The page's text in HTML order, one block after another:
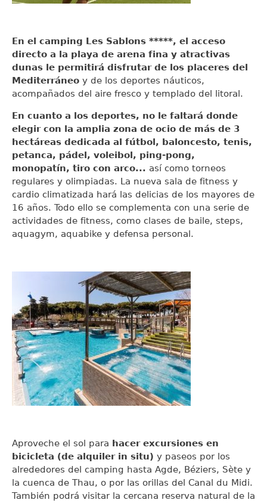
En el camping Les Sablons *****, el acceso
directo a la playa de arena fina y atractivas
dunas le permitirá disfrutar de los placeres del
Mediterráneo y de los deportes náuticos,
acompañados del aire fresco y templado del litoral.
En cuanto a los deportes, no le faltará donde
elegir con la amplia zona de ocio de más de 3
hectáreas dedicada al fútbol, baloncesto, tenis,
petanca, pádel, voleibol, ping-pong,
monopatín, tiro con arco... así como torneos
regulares y olimpiadas. La nueva sala de fitness y
cardio climatizada hará las delicias de los mayores de
16 años. Todo ello se complementa con una serie de
actividades de fitness, como clases de baile, steps,
aquagym, aquabike y defensa personal.
Aproveche el sol para hacer excursiones en
bicicleta (de alquiler in situ) y paseos por los
alrededores del camping hasta Agde, Béziers, Sète y
la cuenca de Thau, o por las orillas del Canal du Midi.
También podrá visitar la cercana reserva natural de la